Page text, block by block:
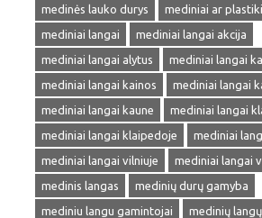
medinės lauko durys
mediniai ar
mediniai langai
mediniai langai akcija
mediniai langai alytus
mediniai langai
mediniai langai kainos
mediniai langai
mediniai langai kaune
mediniai langai
mediniai langai klaipedoje
mediniai
mediniai langai vilniuje
mediniai langai
medinis langas
medinių durų gamyba
mediniu langu gamintojai
medinių